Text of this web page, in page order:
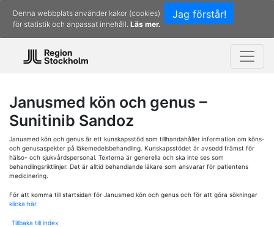
Jag förstår!
Denna webbplats använder kakor (cookies)
för statistik och anpassat innehåll. Läs mer.
Janusmed kön och genus –
Sunitinib Sandoz
Janusmed kön och genus är ett kunskapsstöd som tillhandahåller information om köns-
och genusaspekter på läkemedelsbehandling. Kunskapsstödet är avsedd främst för
hälso- och sjukvårdspersonal. Texterna är generella och ska inte ses som
behandlingsriktlinjer. Det är alltid behandlande läkare som ansvarar för patientens
medicinering.
För att komma till startsidan för Janusmed kön och genus och för att göra sökningar
klicka här.
Tillbaka till index